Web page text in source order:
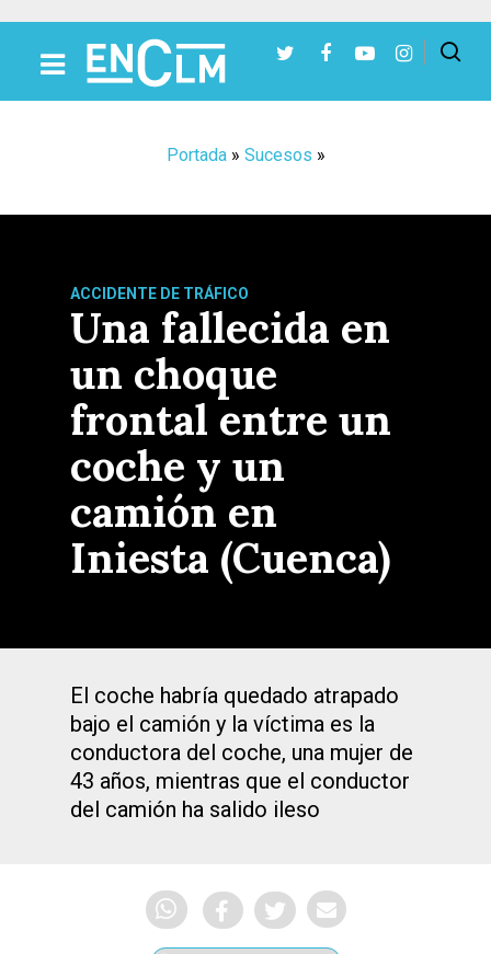
Portada» Sucesos »
ACCIDENTE DE TRÁFICO
Una fallecida en
un choque
frontal entre un
coche y un
camión en
Iniesta (Cuenca)
El coche habría quedado atrapado
bajo el camión y la víctima es la
conductora del coche, una mujer de
43 años, mientras que el conductor
del camión ha salido ileso